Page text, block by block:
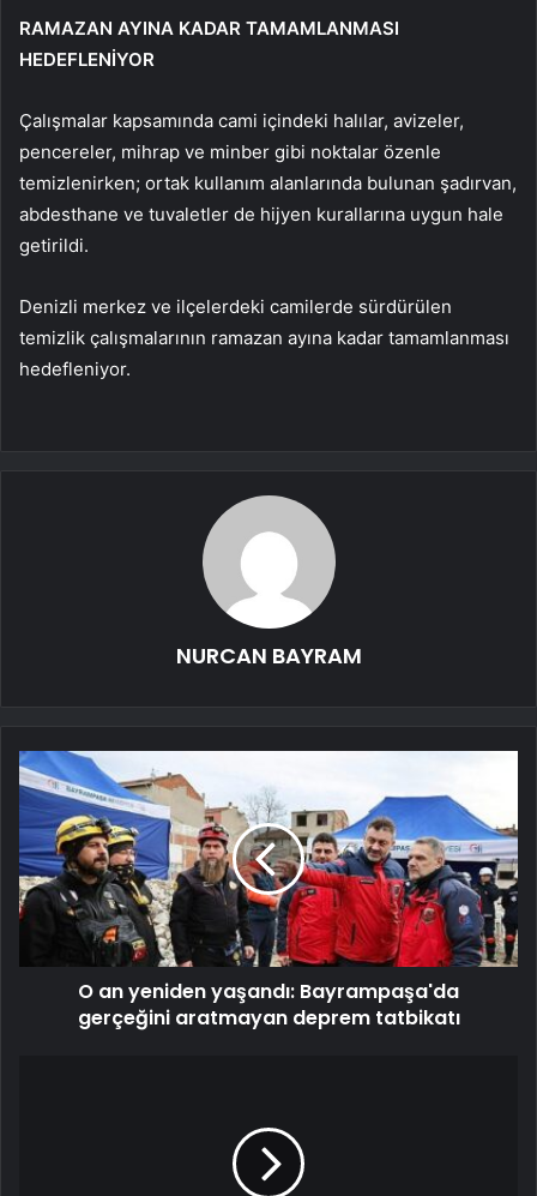
RAMAZAN AYINA KADAR TAMAMLANMASI
HEDEFLENİYOR
Çalışmalar kapsamında cami içindeki halılar, avizeler,
pencereler, mihrap ve minber gibi noktalar özenle
temizlenirken; ortak kullanım alanlarında bulunan şadırvan,
abdesthane ve tuvaletler de hijyen kurallarına uygun hale
getirildi.
Denizli merkez ve ilçelerdeki camilerde sürdürülen
temizlik çalışmalarının ramazan ayına kadar tamamlanması
hedefleniyor.
NURCAN BAYRAM
O an yeniden yaşandı: Bayrampaşa'da
gerçeğini aratmayan deprem tatbikatı